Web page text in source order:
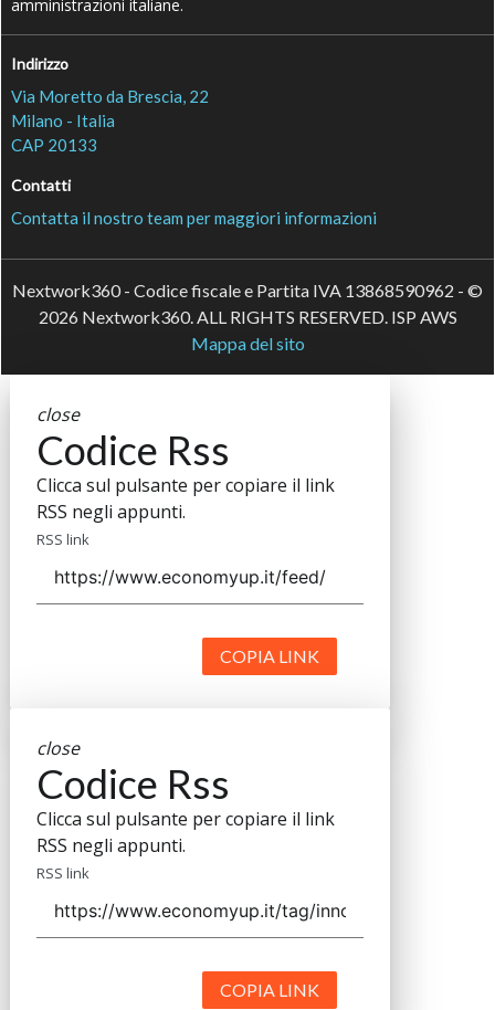
amministrazioni italiane.
Indirizzo
Via Moretto da Brescia, 22
Milano - Italia
CAP 20133
Contatti
Contatta il nostro team per maggiori informazioni
Nextwork360 - Codice fiscale e Partita IVA 13868590962 - ©
2026 Nextwork360. ALL RIGHTS RESERVED. ISP AWS
Mappa del sito
close
Codice Rss
Clicca sul pulsante per copiare il link
RSS negli appunti.
RSS link
COPIA LINK
close
Codice Rss
Clicca sul pulsante per copiare il link
RSS negli appunti.
RSS link
COPIA LINK